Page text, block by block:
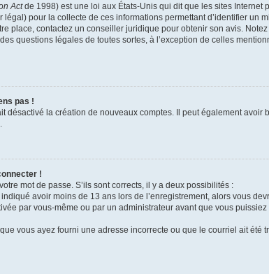
Actde 1998) est une loi aux États-Unis qui dit que les sites
légal) pour la collecte de ces informations permettant d’identifier un
place, contactez un conseiller juridique pour obtenir son avis.
questions légales de toutes sortes, à l’exception de celles
pas !
désactivé la création de nouveaux comptes. Il peut également
!
mot de passe. S’ils sont corrects, il y a deux possibilités :
avoir moins de 13 ans lors de l’enregistrement, alors vous
par vous-même ou par un administrateur avant que vous
vous ayez fourni une adresse incorrecte ou que le courriel ait